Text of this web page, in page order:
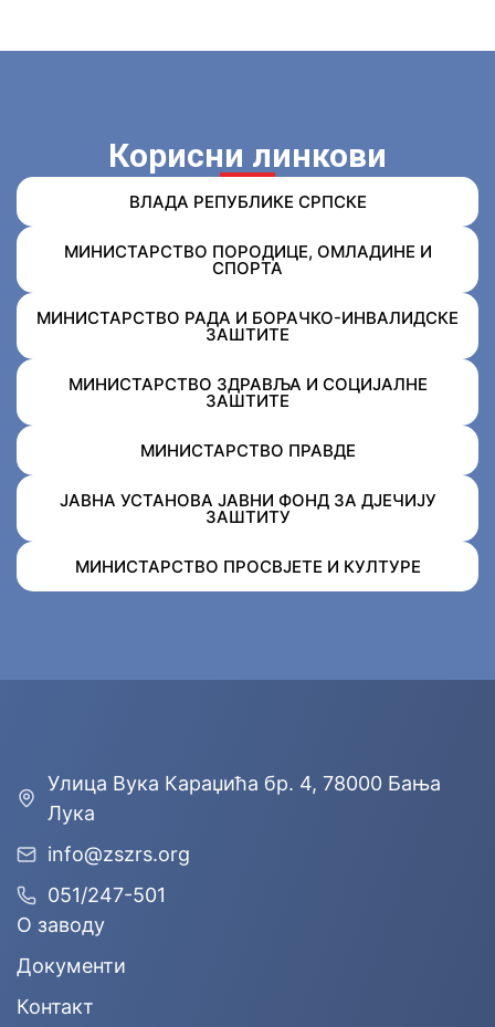
Корисни линкови
ВЛАДА РЕПУБЛИКЕ СРПСКЕ
МИНИСТАРСТВО ПОРОДИЦЕ, ОМЛАДИНЕ И
СПОРТА
МИНИСТАРСТВО РАДА И БОРАЧКО-ИНВАЛИДСКЕ
ЗАШТИТЕ
МИНИСТАРСТВО ЗДРАВЉА И СОЦИЈАЛНЕ
ЗАШТИТЕ
МИНИСТАРСТВО ПРАВДЕ
ЈАВНА УСТАНОВА ЈАВНИ ФОНД ЗА ДЈЕЧИЈУ
ЗАШТИТУ
МИНИСТАРСТВО ПРОСВЈЕТЕ И КУЛТУРЕ
Улицa Вука Караџића бр. 4, 78000 Бања
Лука
info@zszrs.org
051/247-501
О заводу
Документи
Контакт